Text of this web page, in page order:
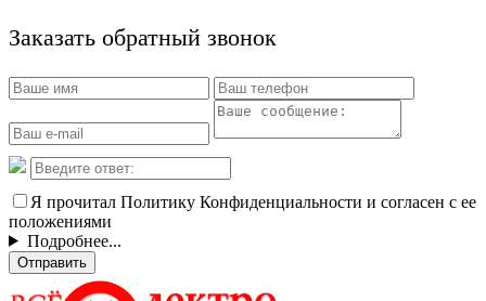
Заказать обратный звонок
Я прочитал Политику Конфиденциальности и согласен с ее
положениями
Подробнее...
Отправить